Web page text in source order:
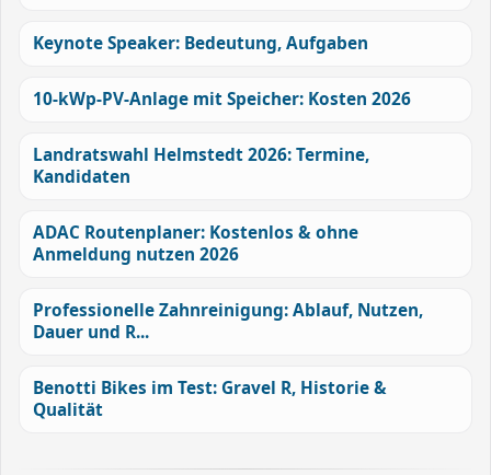
Keynote Speaker: Bedeutung, Aufgaben
10-kWp-PV-Anlage mit Speicher: Kosten 2026
Landratswahl Helmstedt 2026: Termine,
Kandidaten
ADAC Routenplaner: Kostenlos & ohne
Anmeldung nutzen 2026
Professionelle Zahnreinigung: Ablauf, Nutzen,
Dauer und R...
Benotti Bikes im Test: Gravel R, Historie &
Qualität